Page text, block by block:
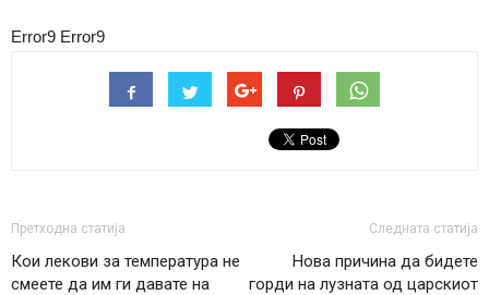
Error9 Error9
Претходна статија
Кои лекови за температура не
смеете да им ги давате на
Следната статија
Нова причина да бидете
горди на лузната од царскиот